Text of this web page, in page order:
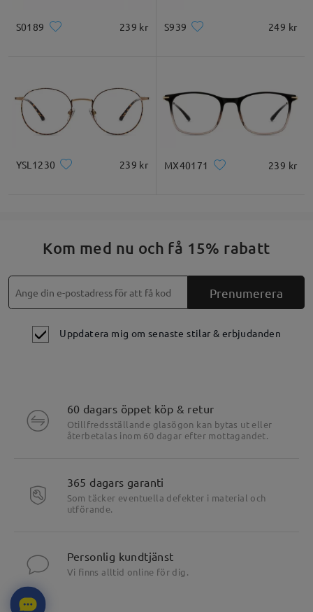
S0189 239 kr S939 249 kr
YSL1230 239 kr MX40171 239 kr
Kom med nu och få 15% rabatt
Prenumerera
Uppdatera mig om senaste stilar & erbjudanden
60 dagars öppet köp & retur
Otillfredsställande glasögon kan bytas ut eller
återbetalas inom 60 dagar efter mottagandet.
365 dagars garanti
Som täcker eventuella defekter i material och
utförande.
Personlig kundtjänst
Vi finns alltid online för dig.